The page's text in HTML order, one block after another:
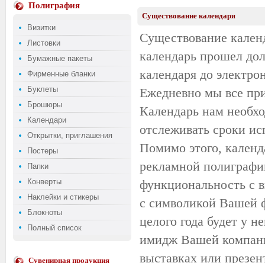
Полиграфия
Визитки
Листовки
Бумажные пакеты
Фирменные бланки
Буклеты
Брошюры
Календари
Открытки, приглашения
Постеры
Папки
Конверты
Наклейки и стикеры
Блокноты
Полный список
Сувенирная продукция
Существование календаря
Существование
календарь прошел
календаря до
Ежедневно мы все
Календарь нам
отслеживать сроки
Помимо этого,
рекламной
функциональность с
с символикой Вашей
целого года будет у
имидж Вашей
выставках или